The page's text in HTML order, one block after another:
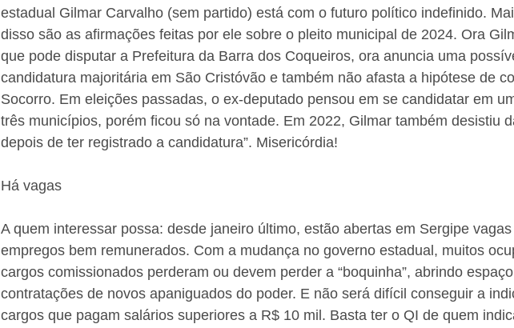
estadual Gilmar Carvalho (sem partido) está com o futuro político indefinido.
disso são as afirmações feitas por ele sobre o pleito municipal de 2024. Ora
que pode disputar a Prefeitura da Barra dos Coqueiros, ora anuncia uma
candidatura majoritária em São Cristóvão e também não afasta a hipótese de
Socorro. Em eleições passadas, o ex-deputado pensou em se candidatar em
três municípios, porém ficou só na vontade. Em 2022, Gilmar também desistiu
depois de ter registrado a candidatura”. Misericórdia!
Há vagas
A quem interessar possa: desde janeiro último, estão abertas em Sergipe
empregos bem remunerados. Com a mudança no governo estadual, muitos
cargos comissionados perderam ou devem perder a “boquinha”, abrindo
contratações de novos apaniguados do poder. E não será difícil conseguir a
cargos que pagam salários superiores a R$ 10 mil. Basta ter o QI de quem